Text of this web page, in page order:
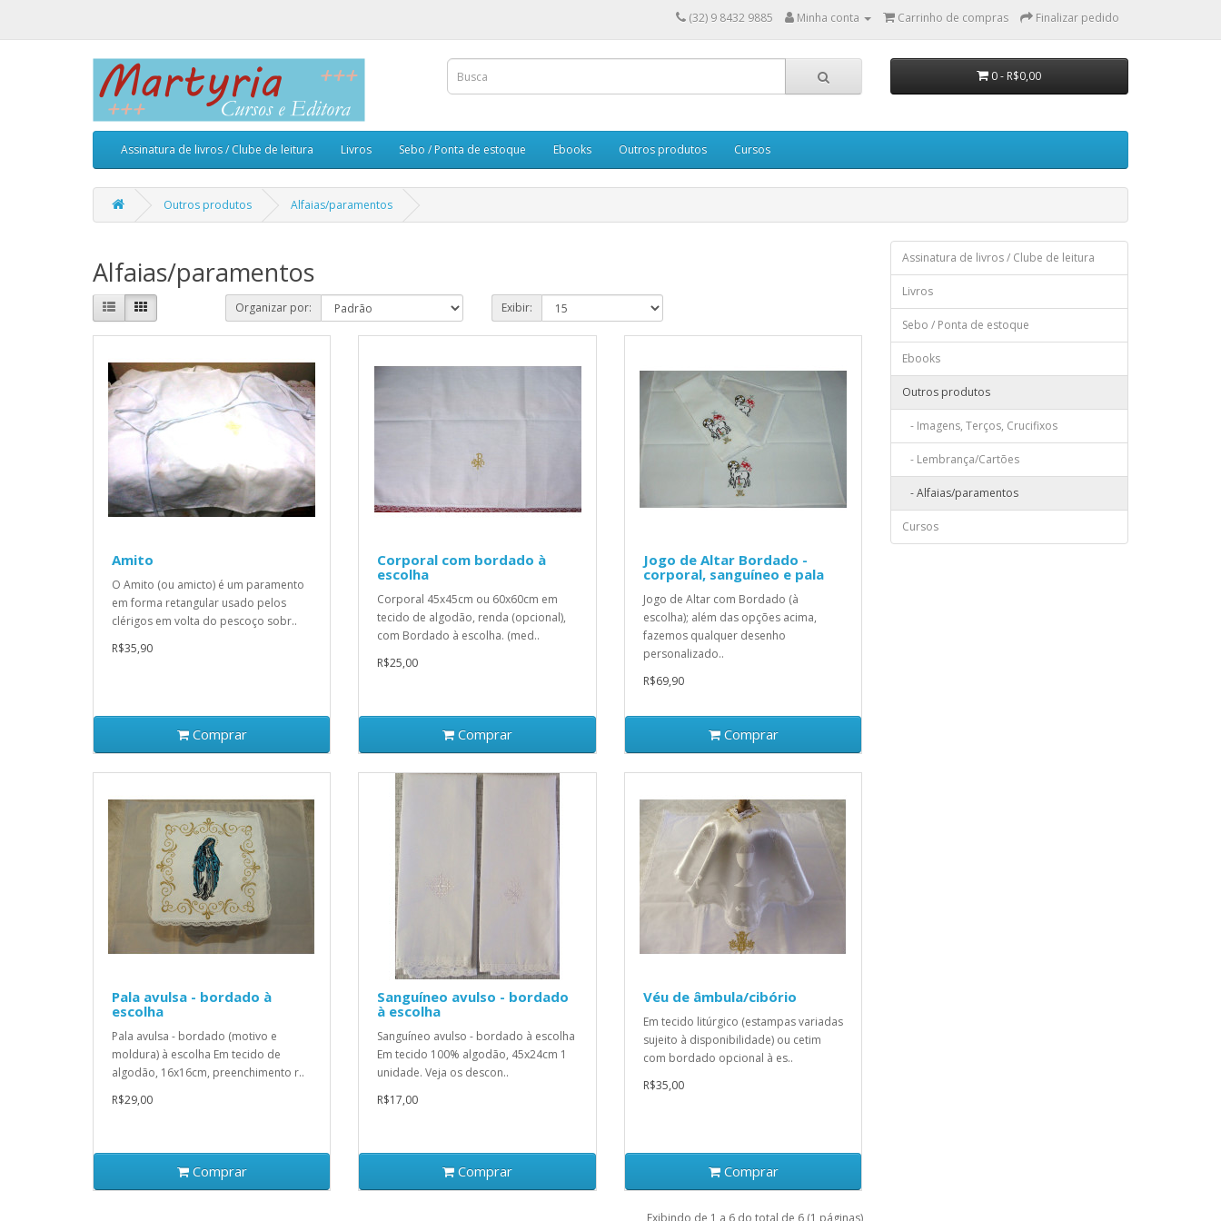
(32) 9 8432 9885 Minha conta Carrinho de compras Finalizar pedido
0 - R$0,00
Assinatura de livros / Clube de leitura Livros Sebo / Ponta de estoque Ebooks Outros produtos Cursos
Outros produtos Alfaias/paramentos
Alfaias/paramentos
Organizar por: Exibir:
Amito
O Amito (ou amicto) é um paramento
em forma retangular usado pelos
clérigos em volta do pescoço sobr..
R$35,90
Comprar
Corporal com bordado à
escolha
Corporal 45x45cm ou 60x60cm em
tecido de algodão, renda (opcional),
com Bordado à escolha. (med..
R$25,00
Comprar
Jogo de Altar Bordado -
corporal, sanguíneo e pala
Jogo de Altar com Bordado (à
escolha); além das opções acima,
fazemos qualquer desenho
personalizado..
R$69,90
Comprar
Pala avulsa - bordado à
escolha
Pala avulsa - bordado (motivo e
moldura) à escolha Em tecido de
algodão, 16x16cm, preenchimento r..
R$29,00
Comprar
Sanguíneo avulso - bordado
à escolha
Sanguíneo avulso - bordado à escolha
Em tecido 100% algodão, 45x24cm 1
unidade. Veja os descon..
R$17,00
Comprar
Véu de âmbula/cibório
Em tecido litúrgico (estampas variadas
sujeito à disponibilidade) ou cetim
com bordado opcional à es..
R$35,00
Comprar
Exibindo de 1 a 6 do total de 6 (1 páginas)
Assinatura de livros / Clube de leitura
Livros
Sebo / Ponta de estoque
Ebooks
Outros produtos
- Imagens, Terços, Crucifixos
- Lembrança/Cartões
- Alfaias/paramentos
Cursos